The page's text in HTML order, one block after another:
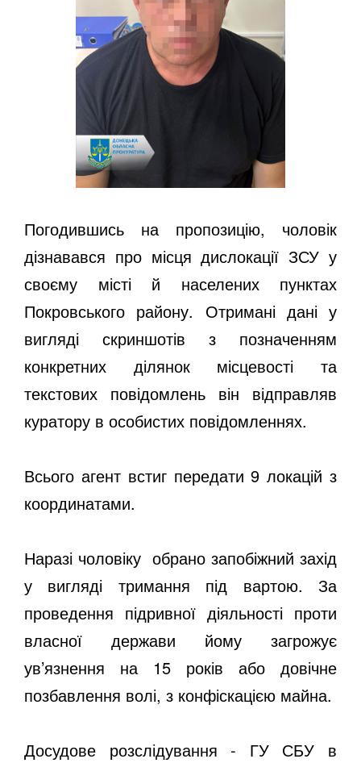
Погодившись на пропозицію, чоловік
дізнавався про місця дислокації ЗСУ у
своєму місті й населених пунктах
Покровського району. Отримані дані у
вигляді скриншотів з позначенням
конкретних ділянок місцевості та
текстових повідомлень він відправляв
куратору в особистих повідомленнях.
Всього агент встиг передати 9 локацій з
координатами.
Наразі чоловіку обрано запобіжний захід
у вигляді тримання під вартою. За
проведення підривної діяльності проти
власної держави йому загрожує
ув’язнення на 15 років або довічне
позбавлення волі, з конфіскацією майна.
Досудове розслідування - ГУ СБУ в